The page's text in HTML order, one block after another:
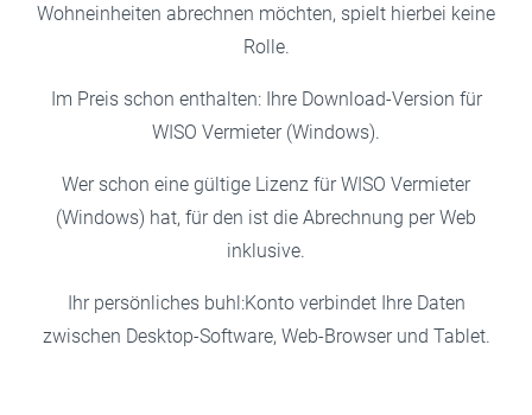
Wohneinheiten abrechnen möchten, spielt hierbei keine
Rolle.
Im Preis schon enthalten: Ihre Download-Version für
WISO Vermieter (Windows).
Wer schon eine gültige Lizenz für WISO Vermieter
(Windows) hat, für den ist die Abrechnung per Web
inklusive.
Ihr persönliches buhl:Konto verbindet Ihre Daten
zwischen Desktop-Software, Web-Browser und Tablet.